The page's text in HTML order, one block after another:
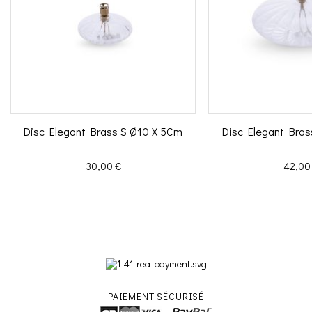
Disc Elegant Brass S Ø10 X 5Cm
Prix
30,00 €
Disc Elegant
Prix
PAIEMENT SÉCURISÉ